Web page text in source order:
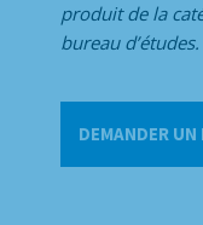
produit de la
bureau d’études.
de
Roll
DEMANDER UN